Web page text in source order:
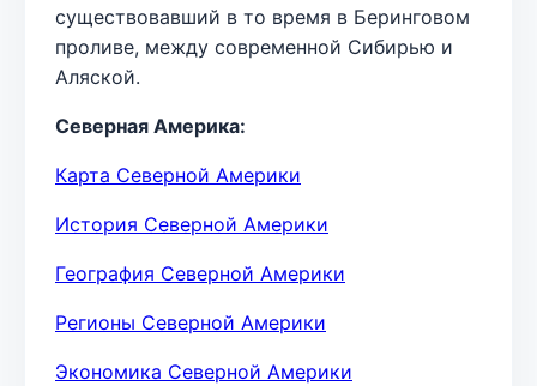
существовавший в то время в Беринговом
проливе, между современной Сибирью и
Аляской.
Северная Америка:
Карта Северной Америки
История Северной Америки
География Северной Америки
Регионы Северной Америки
Экономика Северной Америки